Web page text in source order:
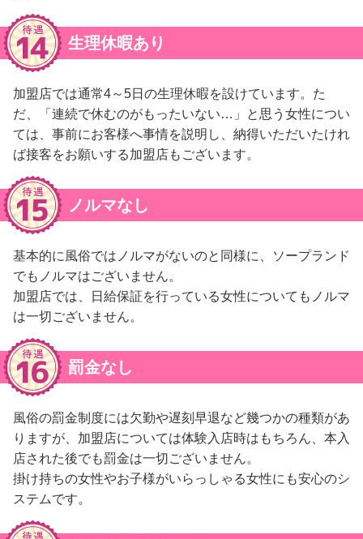
生理休暇あり
加盟店では通常4～5日の生理休暇を設けています。た
だ、「連続で休むのがもったいない…」と思う女性につい
ては、事前にお客様へ事情を説明し、納得いただいたけれ
ば接客をお願いする加盟店もございます。
ノルマなし
基本的に風俗ではノルマがないのと同様に、ソープランド
でもノルマはございません。
加盟店では、日給保証を行っている女性についてもノルマ
は一切ございません。
罰金なし
風俗の罰金制度には欠勤や遅刻早退など幾つかの種類があ
りますが、加盟店については体験入店時はもちろん、本入
店された後でも罰金は一切ございません。
掛け持ちの女性やお子様がいらっしゃる女性にも安心のシ
ステムです。